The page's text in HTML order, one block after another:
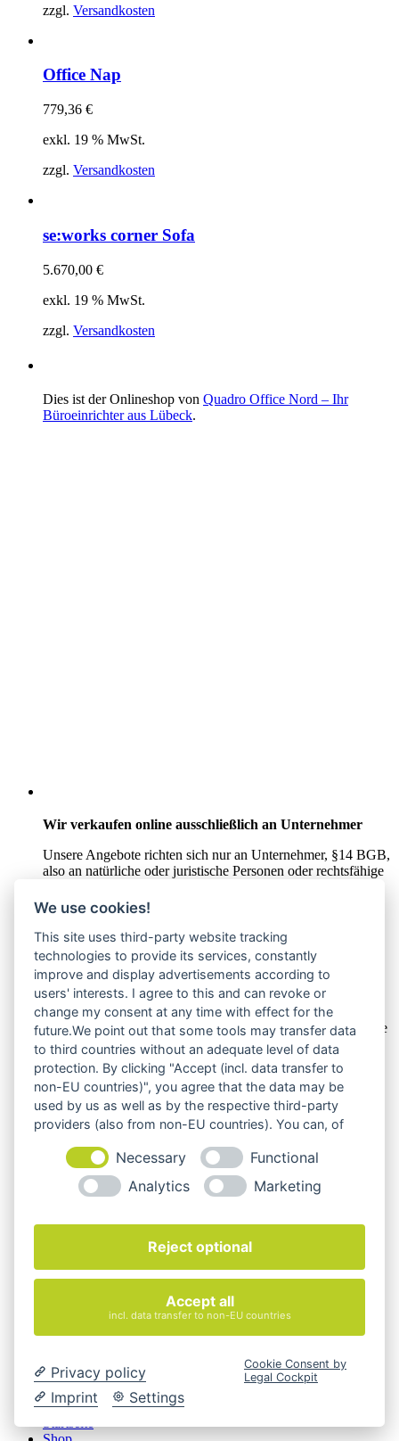
zzgl. Versandkosten
Office Nap
779,36 €
exkl. 19 % MwSt.
zzgl. Versandkosten
se:works corner Sofa
5.670,00 €
exkl. 19 % MwSt.
zzgl. Versandkosten
Dies ist der Onlineshop von Quadro Office Nord – Ihr
Büroeinrichter aus Lübeck.
Wir verkaufen online ausschließlich an Unternehmer
Unsere Angebote richten sich nur an Unternehmer, §14 BGB,
also an natürliche oder juristische Personen oder rechtsfähige
Rechtsgeschäfts in Ausübung ihrer gewerblichen oder
selbständigen beruflichen Tätigkeit handeln. Wir schließen
keine Verträge mit Verbrauchern,§ 13 BGB.
Hinweis zu Produktabbildungen
Die Produktbilder der Artikel zeigen Beispiele, die in der
Ausstattung, Farbe oder Konfiguration von der
Artikelbeschreibung abweichen können. Maßgeblich sind die
Beschreibungen und Abbildungen im unverbindlichen
Angebot. Gerne konfigurieren wir das ausgewählte Produkt
genau nach Ihren Vorstellungen.
Cookie-Einstellungen ändern
Magazin
FAQ
Kontakt
Versandarten
Widerrufsbelehrung
© 2026 Quadro Office Nord - Ihr Büroeinrichter
We use cookies!
This site uses third-party website tracking
technologies to provide its services, constantly
improve and display advertisements according to
users' interests. I agree to this and can revoke or
change my consent at any time with effect for the
future.We point out that some tools may transfer data
to third countries without an adequate level of data
protection. By clicking "Accept (incl. data transfer to
non-EU countries)", you agree that the data may be
used by us as well as by the respective third-party
providers (also from non-EU countries). You can, of
Necessary
Functional
Analytics
Marketing
Reject optional
Accept all
incl. data transfer to non-EU countries
Privacy policy
Imprint
Settings
Cookie Consent by
Legal Cockpit